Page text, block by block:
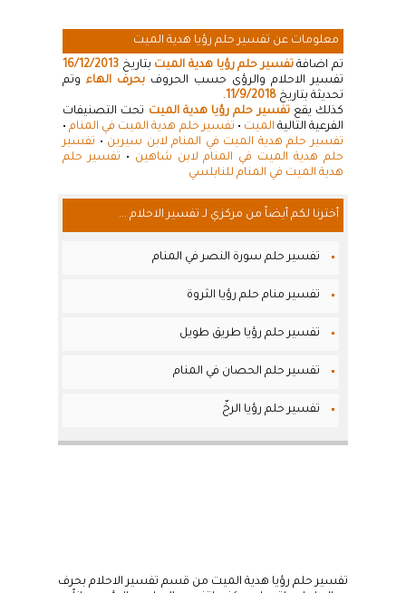
معلومات عن تفسير حلم رؤيا هدية الميت
تم اضافةتفسير حلم رؤيا هدية الميت بتاريخ 16/12/2013
تفسير الاحلام والرؤى حسب الحروف بحرف الهاء وتم
تحديثة بتاريخ 11/9/2018
.
كذلك يقعتفسير حلم رؤيا هدية الميت تحت التصنيفات
الفرعية التالية الميت • تفسير حلم هدية الميت في المنام•
تفسير حلم هدية الميت في المنام لابن سيرين • تفسير
حلم هدية الميت في المنام لابن شاهين • تفسير حلم
هدية الميت في المنام للنابلسي
أخترنا لكم أيضاً من مركزي لـ تفسير الاحلام ...
تفسير حلم سورة النصر في المنام
تفسير منام حلم رؤيا الثروة
تفسير حلم رؤيا طريق طويل
تفسير حلم الحصان في المنام
تفسير حلم رؤيا الرخّ
تفسير حلم رؤيا هدية الميت من قسم تفسير الاحلام بحرف